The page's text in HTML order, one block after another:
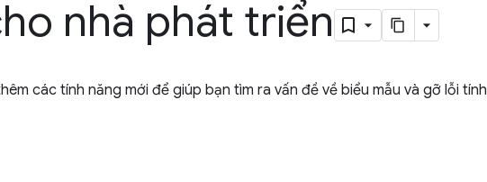
nhà phát triển
các tính năng mới để giúp bạn tìm ra vấn đề về biểu mẫu và gỡ lỗi tính